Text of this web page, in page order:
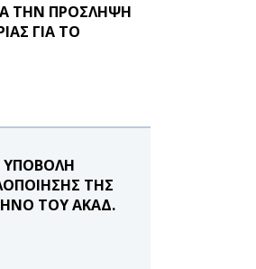
ΤΗΝ ΠΡΟΣΛΗΨΗ
ΓΙΑ ΤΟ
ΤΗΣ
ΤΟΥ ΑΚΑΔ.